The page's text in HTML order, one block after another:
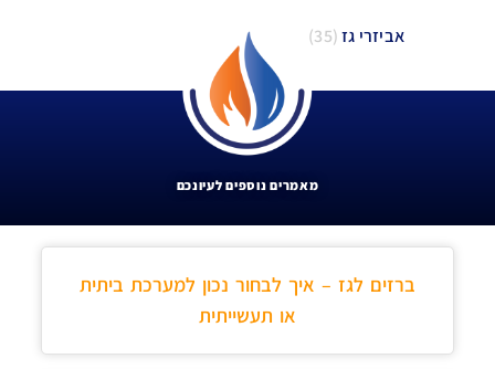
אביזרי גז(35)
מאמרים נוספים לעיונכם
ברזים לגז – איך לבחור נכון למערכת ביתית
או תעשייתית